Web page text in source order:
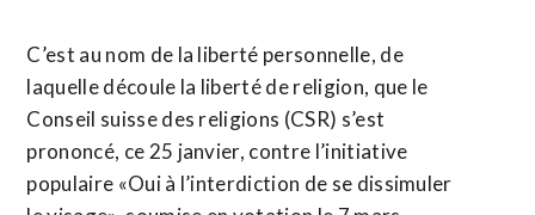
C’est au nom de la liberté personnelle, de
laquelle découle la liberté de religion, que le
Conseil suisse des religions (CSR) s’est
prononcé, ce 25 janvier, contre l’initiative
populaire «Oui à l’interdiction de se dissimuler